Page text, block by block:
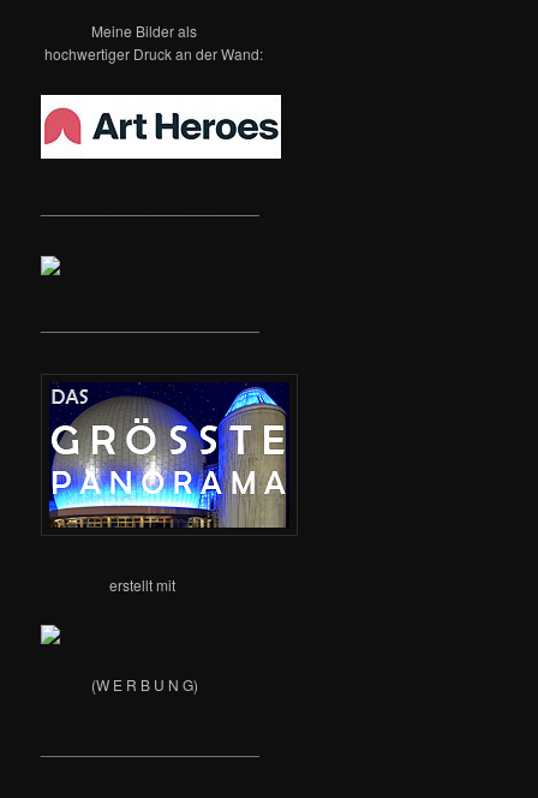
Meine Bilder als
hochwertiger Druck an der Wand:
erstellt mit
(W E R B U N G)